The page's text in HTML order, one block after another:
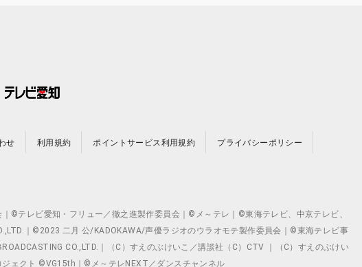
せ 利用規約 ポイントサービス利用規約 プライバシーポリシー
テレビ愛知・フリュー／徹之進製作委員会｜©メ～テレ｜©東海テレビ、中京テレビ、
｜©2023 二月 公/KADOKAWA/声優ラジオのウラオモテ製作委員会｜©東海テレビ事
CO.,LTD.｜（C）すえのぶけいこ／講談社（C）CTV ｜（C）すえのぶけい
ジェクト ©VG15th｜©メ～テレNEXT／ダンスチャンネル